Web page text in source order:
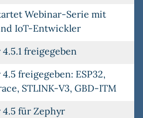
Webinar-Serie mit
IoT-Entwickler
freigegeben
freigegeben: ESP32,
STLINK-V3, GBD-ITM
4.5 für Zephyr